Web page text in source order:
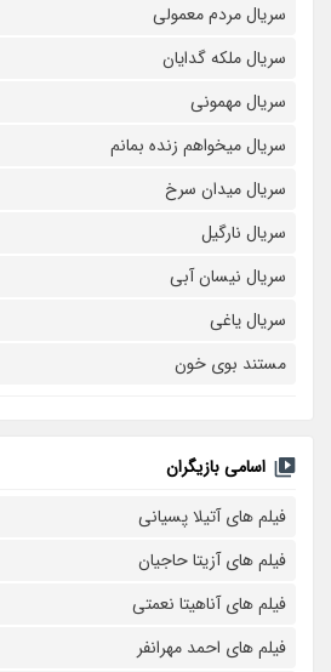
سریال مردم معمولی
سریال ملکه گدایان
سریال مهمونی
سریال میخواهم زنده بمانم
سریال میدان سرخ
سریال نارگیل
سریال نیسان آبی
سریال یاغی
مستند بوی خون
اسامی بازیگران
فیلم های آتیلا پسیانی
فیلم های آزیتا حاجیان
فیلم های آناهیتا نعمتی
فیلم های احمد مهرانفر